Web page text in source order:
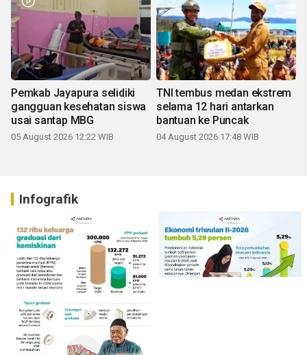
Pemkab Jayapura selidiki
gangguan kesehatan siswa
usai santap MBG
05 August 2026 12:22 WIB
TNI tembus medan ekstrem
selama 12 hari antarkan
bantuan ke Puncak
04 August 2026 17:48 WIB
Infografik